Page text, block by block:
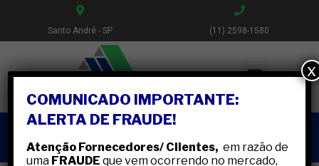
Santo André - SP (11) 2598-1580
COMUNICADO IMPORTANTE:
ALERTA DE FRAUDE!
Atenção Fornecedores/ Clientes, em razão de
uma FRAUDE que vem ocorrendo no mercado,
x